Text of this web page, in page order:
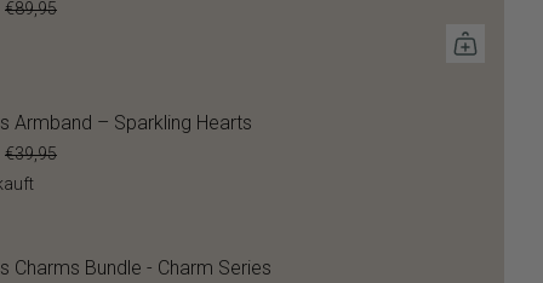
€89,95
Armband – Sparkling Hearts
€39,95
Charms Bundle - Charm Series